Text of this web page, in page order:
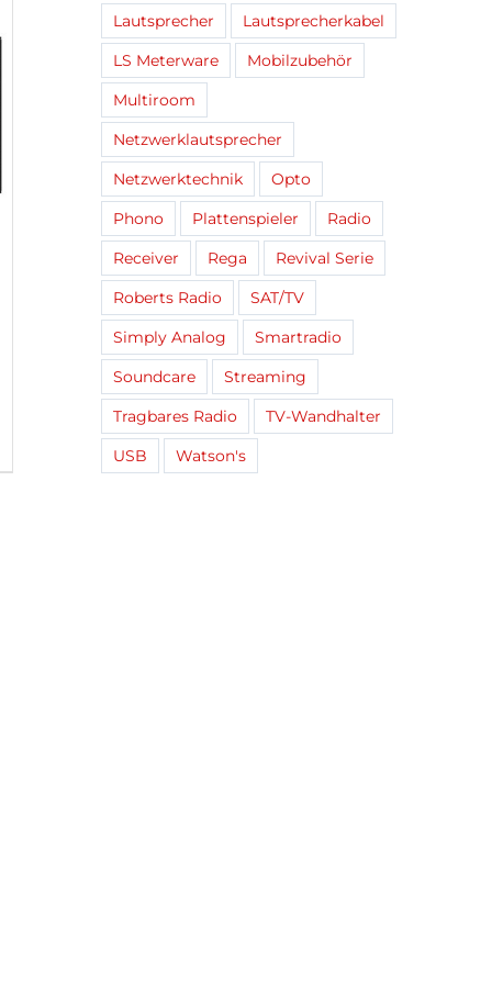
Lautsprecher
Lautsprecherkabel
LS Meterware
Mobilzubehör
Multiroom
Netzwerklautsprecher
Netzwerktechnik
Opto
Phono
Plattenspieler
Radio
Receiver
Rega
Revival Serie
Roberts Radio
SAT/TV
Simply Analog
Smartradio
Soundcare
Streaming
Tragbares Radio
TV-Wandhalter
USB
Watson's